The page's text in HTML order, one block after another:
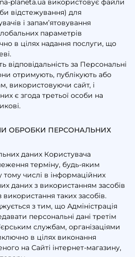
відстежування) для
і запам’ятовування
параметрів
в цілях надання послуги, що
відповідальність за Персональні
отримують, публікують або
використовуючи сайт, і
є згода третьої особи на
ОБРОБКИ ПЕРСОНАЛЬНИХ
даних Користувача
терміну, будь-яким
числі в інформаційних
даних з використанням засобів
використання таких засобів.
з тим, що Адміністрація
персональні дані третім
службам, організаціями
в цілях виконання
на Сайті інтернет-магазину,